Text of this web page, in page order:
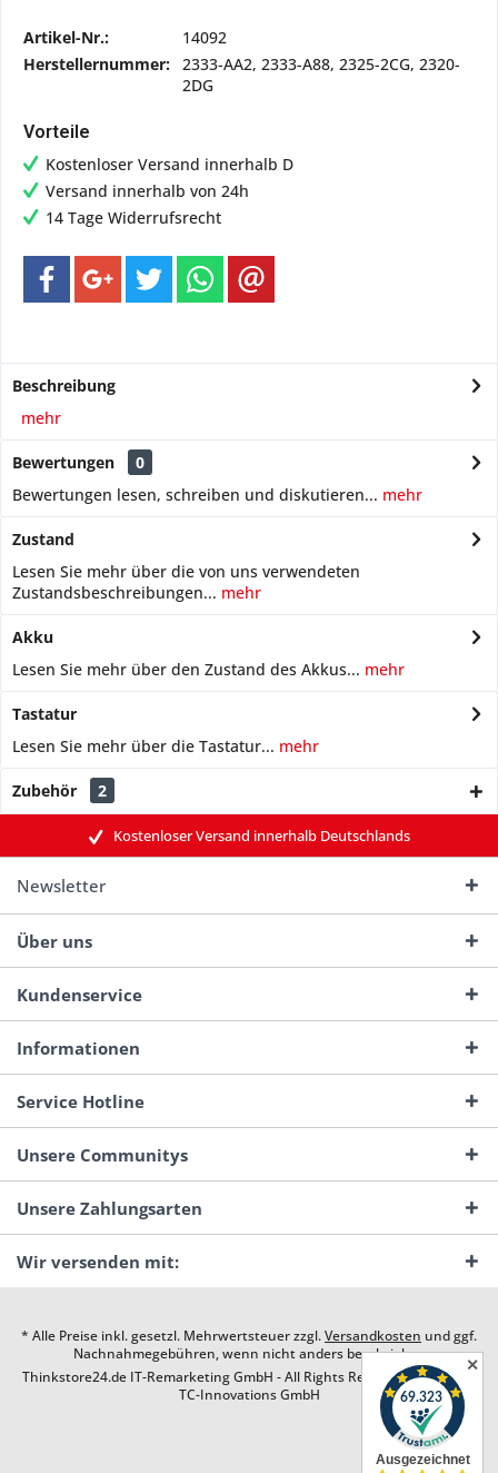
Artikel-Nr.:
14092
Herstellernummer: 2333-AA2, 2333-A88, 2325-2CG, 2320-
2DG
Vorteile
Kostenloser Versand innerhalb D
Versand innerhalb von 24h
14 Tage Widerrufsrecht
Beschreibung
mehr
Bewertungen
0
Bewertungen lesen, schreiben und diskutieren... mehr
Zustand
Lesen Sie mehr über die von uns verwendeten
Zustandsbeschreibungen... mehr
Akku
Lesen Sie mehr über den Zustand des Akkus... mehr
Tastatur
Lesen Sie mehr über die Tastatur... mehr
Zubehör 2
Kostenloser Versand innerhalb Deutschlands
Newsletter
Über uns
Kundenservice
Informationen
Service Hotline
Unsere Communitys
Unsere Zahlungsarten
Wir versenden mit:
* Alle Preise inkl. gesetzl. Mehrwertsteuer zzgl.Versandkosten und ggf.
Nachnahmegebühren, wenn nicht anders beschrieben
Thinkstore24.de IT-Remarketing GmbH - All Rights Reserved. Design by
TC-Innovations GmbH
✕